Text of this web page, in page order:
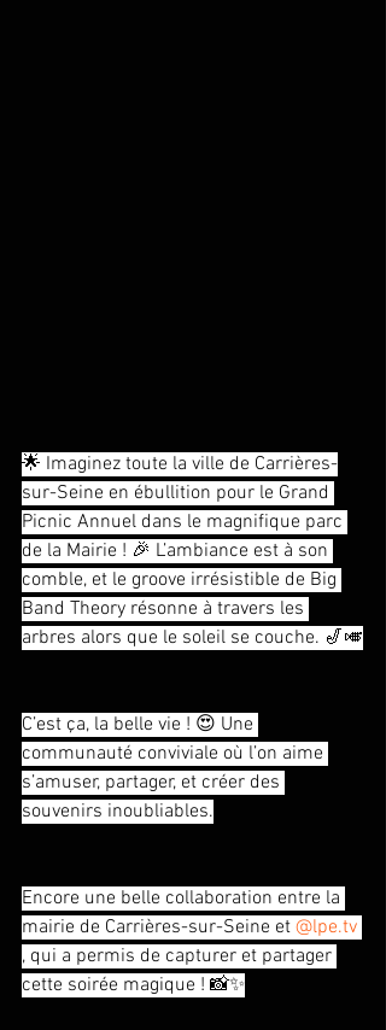
🌟 Imaginez toute la ville de Carrières-
sur-Seine en ébullition pour le Grand
Picnic Annuel dans le magnifique parc
de la Mairie ! 🎉 L’ambiance est à son
comble, et le groove irrésistible de Big
Band Theory résonne à travers les
arbres alors que le soleil se couche. 🎷🎺
C’est ça, la belle vie ! 😍 Une
communauté conviviale où l’on aime
s’amuser, partager, et créer des
souvenirs inoubliables.
Encore une belle collaboration entre la
mairie de Carrières-sur-Seine et @lpe.tv
, qui a permis de capturer et partager
cette soirée magique ! 📸✨